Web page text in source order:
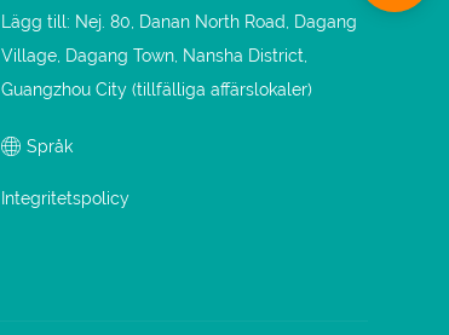
Lägg till: Nej. 80, Danan North Road, Dagang
Village, Dagang Town, Nansha District,
Guangzhou City (tillfälliga affärslokaler)
Språk
Integritetspolicy